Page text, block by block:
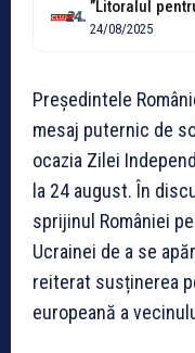
24/08/2025
Președintele
mesaj puternic de
ocazia Zilei
la 24 august. În
sprijinul României
Ucrainei de a se
reiterat susținerea
europeană a